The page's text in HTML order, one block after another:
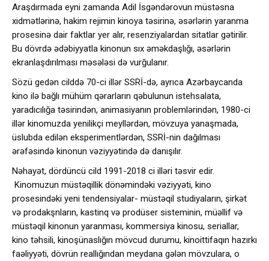
Araşdırmada eyni zamanda Adil İsgəndərovun müstəsna
xidmətlərinə, hakim rejimin kinoya təsirinə, əsərlərin yaranma
prosesinə dair faktlar yer alır, resenziyalardan sitatlar gətirilir.
Bu dövrdə ədəbiyyatla kinonun sıx əməkdaşlığı, əsərlərin
ekranlaşdırılması məsələsi də vurğulanır.
Sözü gedən cilddə 70-ci illər SSRİ-də, ayrıca Azərbaycanda
kino ilə bağlı mühüm qərarların qəbulunun istehsalata,
yaradıcılığa təsirindən, animasiyanın problemlərindən, 1980-ci
illər kinomuzda yenilikçi meyllərdən, mövzuya yanaşmada,
üslubda edilən eksperimentlərdən, SSRİ-nin dağılması
ərəfəsində kinonun vəziyyətində də danışılır.
Nəhayət, dördüncü cild 1991-2018 ci illəri təsvir edir.
Kinomuzun müstəqillik dönəmindəki vəziyyəti, kino
prosesindəki yeni tendensiyalar- müstəqil studiyaların, şirkət
və prodakşnların, kastinq və prodüser sisteminin, müəllif və
müstəqil kinonun yaranması, kommersiya kinosu, seriallar,
kino təhsili, kinoşünaslığın mövcud durumu, kinoittifaqın hazırkı
faəliyyəti, dövrün reallığından meydana gələn mövzulara, o